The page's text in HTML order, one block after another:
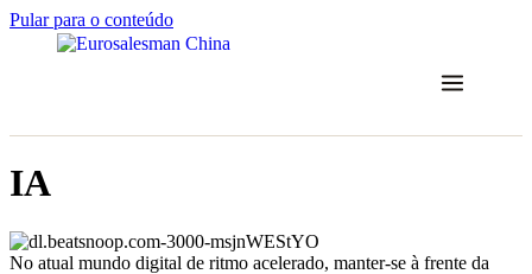
Pular para o conteúdo
IA
No atual mundo digital de ritmo acelerado, manter-se à frente da